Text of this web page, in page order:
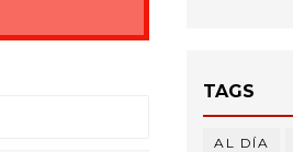
TAGS
AL DÍA